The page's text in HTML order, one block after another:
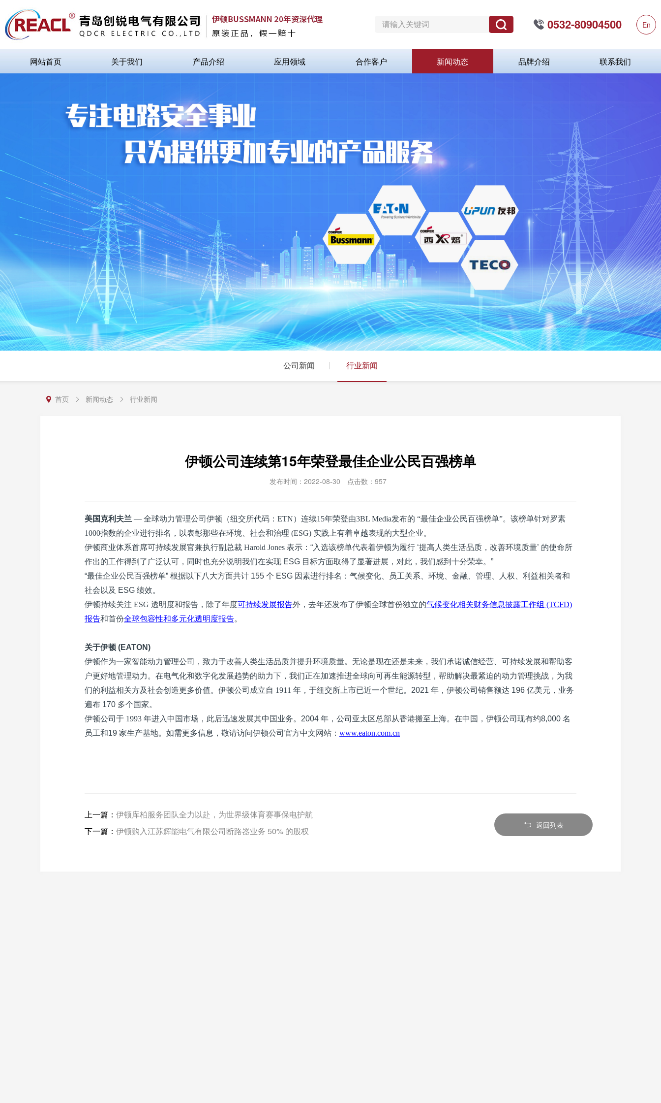
En
0532-80904500
网站首页 关于我们 产品介绍 应用领域 合作客户 新闻动态 品牌介绍 联系我们
公司新闻 行业新闻
首页 新闻动态 行业新闻
伊顿公司连续第15年荣登最佳企业公民百强榜单
发布时间：2022-08-30 点击数： 957
美国克利夫兰 — 全球动力管理公司伊顿（纽交所代码：ETN）连续15年荣登由3BL Media发布的 “最佳企业公民百强榜单”。该榜单针对罗素
1000指数的企业进行排名，以表彰那些在环境、社会和治理 (ESG) 实践上有着卓越表现的大型企业。
伊顿商业体系首席可持续发展官兼执行副总裁 Harold Jones 表示： “入选该榜单代表着伊顿为履行 ‘提高人类生活品质，改善环境质量’ 的使命所
作出的工作得到了广泛认可，同时也充分说明我们在实现 ESG 目标方面取得了显著进展，对此，我们感到十分荣幸。 ”
“最佳企业公民百强榜单” 根据以下八大方面共计 155 个 ESG 因素进行排名：气候变化、员工关系、环境、金融、管理、人权、利益相关者和
社会以及 ESG 绩效。
伊顿持续关注 ESG 透明度和报告，除了年度可持续发展报告外，去年还发布了伊顿全球首份独立的气候变化相关财务信息披露工作组 (TCFD)
报告和首份全球包容性和多元化透明度报告。
关于伊顿 (EATON)
伊顿作为一家智能动力管理公司，致力于改善人类生活品质并提升环境质量。无论是现在还是未来，我们承诺诚信经营、可持续发展和帮助客
户更好地管理动力。在电气化和数字化发展趋势的助力下，我们正在加速推进全球向可再生能源转型，帮助解决最紧迫的动力管理挑战，为我
们的利益相关方及社会创造更多价值。伊顿公司成立自 1911 年，于纽交所上市已近一个世纪。 2021 年，伊顿公司销售额达 196 亿美元，业务
遍布 170 多个国家。
伊顿公司于 1993 年进入中国市场，此后迅速发展其中国业务。 2004 年，公司亚太区总部从香港搬至上海。在中国，伊顿公司现有约8,000 名
员工和19 家生产基地。如需更多信息，敬请访问伊顿公司官方中文网站： www.eaton.com.cn
上一篇： 伊顿库柏服务团队全力以赴，为世界级体育赛事保电护航
下一篇： 伊顿购入江苏辉能电气有限公司断路器业务 50% 的股权
返回列表